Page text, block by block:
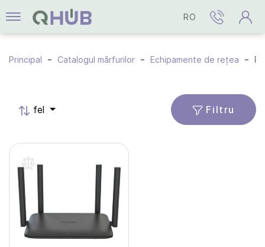
RO
Principal Catalogul mărfurilor Echipamente de rețea
fel Filtru